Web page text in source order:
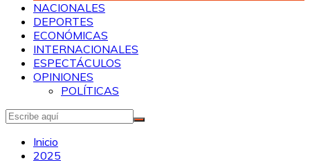
NACIONALES
DEPORTES
ECONÓMICAS
INTERNACIONALES
ESPECTÁCULOS
OPINIONES
POLÍTICAS
Inicio
2025